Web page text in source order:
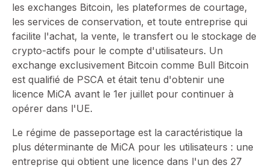
les exchanges Bitcoin, les plateformes de courtage,
les services de conservation, et toute entreprise qui
facilite l'achat, la vente, le transfert ou le stockage de
crypto-actifs pour le compte d'utilisateurs. Un
exchange exclusivement Bitcoin comme Bull Bitcoin
est qualifié de PSCA et était tenu d'obtenir une
licence MiCA avant le 1er juillet pour continuer à
opérer dans l'UE.
Le régime de passeportage est la caractéristique la
plus déterminante de MiCA pour les utilisateurs : une
entreprise qui obtient une licence dans l'un des 27